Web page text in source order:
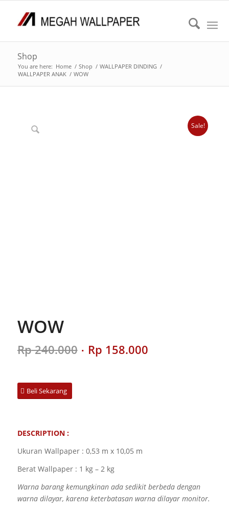
Shop
You are here: Home / Shop / WALLPAPER DINDING /
WALLPAPER ANAK / WOW
Sale!
WOW
Rp240.000 Original
price
Rp 158.000Current
Beli Sekarang
DESCRIPTION :
Ukuran Wallpaper : 0,53 m x 10,05 m
Berat Wallpaper : 1 kg – 2 kg
Warna barang kemungkinan ada sedikit berbeda dengan
warna dilayar, karena keterbatasan warna dilayar monitor.